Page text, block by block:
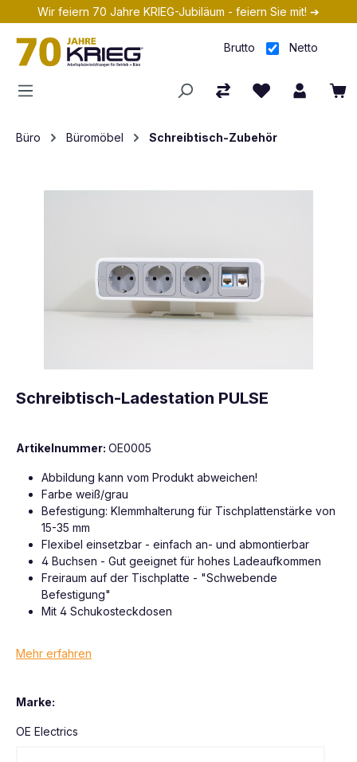
Zum Hauptinhalt springen
Wir feiern 70 Jahre KRIEG-Jubiläum - feiern Sie mit! ➔
Brutto Netto
Büro Büromöbel Schreibtisch-Zubehör
Schreibtisch-Ladestation PULSE
Artikelnummer: OE0005
Abbildung kann vom Produkt abweichen!
Farbe weiß/grau
Befestigung: Klemmhalterung für Tischplattenstärke von
15-35 mm
Flexibel einsetzbar - einfach an- und abmontierbar
4 Buchsen - Gut geeignet für hohes Ladeaufkommen
Freiraum auf der Tischplatte - "Schwebende
Befestigung"
Mit 4 Schukosteckdosen
Mehr erfahren
Marke:
OE Electrics